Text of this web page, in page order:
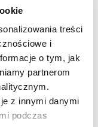
treści
i
o tym, jak
partnerom
z innymi danymi
podczas
jeszcze dekadę
naturalne?
gdy Unia
dotyczące
WIĘCEJ